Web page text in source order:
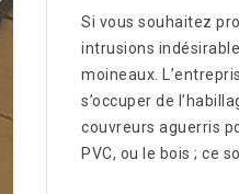
Si vous souhaitez
intrusions
moineaux.
s’occuper de
couvreurs aguerris
PVC, ou le bois ; ce